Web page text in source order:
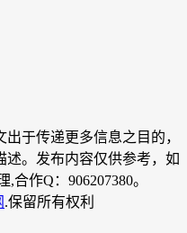
于传递更多信息之目的，
。发布内容仅供参考，如
作Q：906207380。
.保留所有权利